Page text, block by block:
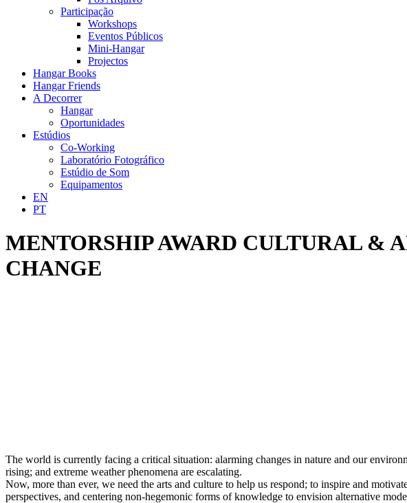
Participação
Workshops
Eventos Públicos
Mini-Hangar
Projectos
Hangar Books
Hangar Friends
A Decorrer
Hangar
Oportunidades
Estúdios
Co-Working
Laboratório Fotográfico
Estúdio de Som
Equipamentos
EN
PT
MENTORSHIP AWARD CULTURAL &
CHANGE
The world is currently facing a critical situation: alarming changes in nature and our
rising; and extreme weather phenomena are escalating.
Now, more than ever, we need the arts and culture to help us respond; to inspire and
perspectives, and centering non-hegemonic forms of knowledge to envision alternative